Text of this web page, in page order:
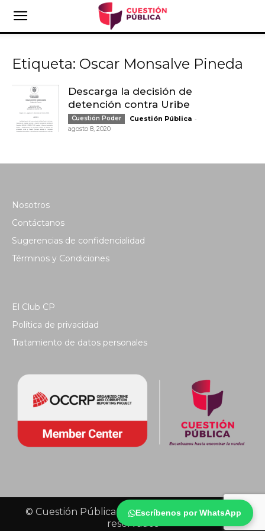
Escríbenos por WhatsApp
Etiqueta: Oscar Monsalve Pineda
Descarga la decisión de
detención contra Uribe
Cuestión Poder Cuestión Pública -
agosto 8, 2020
Nosotros
Contáctanos
Sugerencias de confidencialidad
Términos y Condiciones
El Club CP
Política de privacidad
Tratamiento de datos personales
© Cuestión Pública 2018 - Todos los derechos
reservados